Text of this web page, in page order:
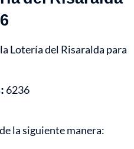
Lotería del Risaralda para
6236
la siguiente manera: